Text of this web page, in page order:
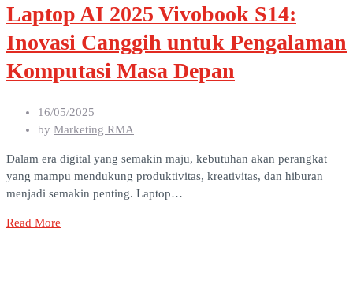
Laptop AI 2025 Vivobook S14:
Inovasi Canggih untuk Pengalaman
Komputasi Masa Depan
16/05/2025
by Marketing RMA
Dalam era digital yang semakin maju, kebutuhan akan perangkat
yang mampu mendukung produktivitas, kreativitas, dan hiburan
menjadi semakin penting. Laptop…
Read More